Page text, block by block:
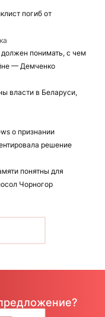
погиб от
понимать, с чем
— Демченко
власти в Беларуси,
о признании
решение
понятны для
Чорногор